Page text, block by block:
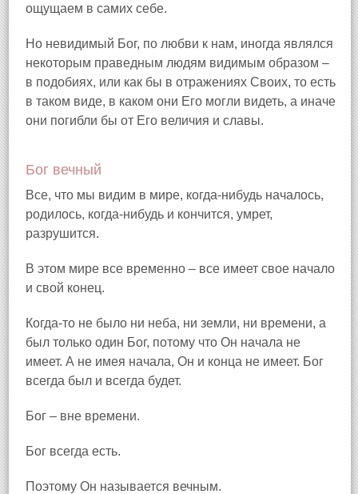
ощущаем в самих себе.
Но невидимый Бог, по любви к нам, иногда являлся
некоторым праведным людям видимым образом –
в подобиях, или как бы в отражениях Своих, то есть
в таком виде, в каком они Его могли видеть, а иначе
они погибли бы от Его величия и славы.
Бог вечный
Все, что мы видим в мире, когда-нибудь началось,
родилось, когда-нибудь и кончится, умрет,
разрушится.
В этом мире все временно – все имеет свое начало
и свой конец.
Когда-то не было ни неба, ни земли, ни времени, а
был только один Бог, потому что Он начала не
имеет. А не имея начала, Он и конца не имеет. Бог
всегда был и всегда будет.
Бог – вне времени.
Бог всегда есть.
Поэтому Он называется вечным.